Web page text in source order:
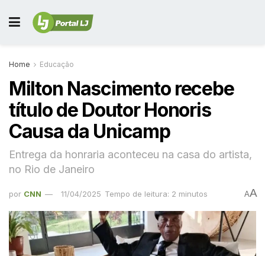
Home Educação
Milton Nascimento recebe
título de Doutor Honoris
Causa da Unicamp
Entrega da honraria aconteceu na casa do artista,
no Rio de Janeiro
por CNN 11/04/2025 Tempo de leitura: 2 minutos AA